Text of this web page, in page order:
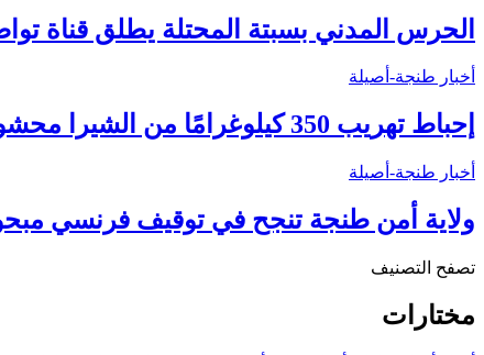
الحرس المدني بسبتة المحتلة يطلق قناة
أخبار طنجة-أصيلة
إحباط تهريب 350 كيلوغرامًا من الشيرا محشوة داخل قوالب “الدلاح” بميناء…
أخبار طنجة-أصيلة
ولاية أمن طنجة تنجح في توقيف فرنسي
تصفح التصنيف
مختارات